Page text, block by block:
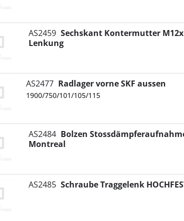
AS2459 Sechskant Kontermutter
Lenkung
AS2477 Radlager vorne SKF aussen
1900/750/101/105/115
AS2484 Bolzen
Montreal
AS2485 Schraube Traggelenk